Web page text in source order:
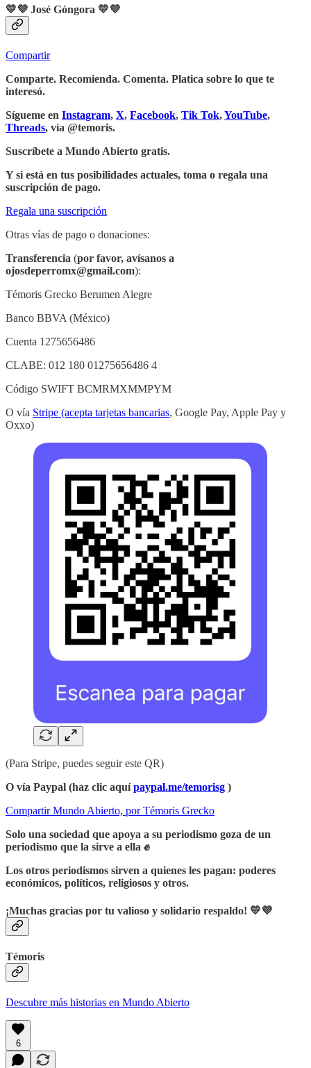
💛💜 José Góngora 💛💜
Compartir
Comparte. Recomienda. Comenta. Platica sobre lo que te
interesó.
Sígueme en Instagram, X, Facebook, Tik Tok,YouTube,
Threads, vía @temoris.
Suscríbete a Mundo Abierto gratis.
Y si está en tus posibilidades actuales, toma o regala una
suscripción de pago.
Regala una suscripción
Otras vías de pago o donaciones:
Transferencia (por favor, avísanos a
ojosdeperromx@gmail.com):
Témoris Grecko Berumen Alegre
Banco BBVA (México)
Cuenta 1275656486
CLABE: 012 180 01275656486 4
Código SWIFT BCMRMXMMPYM
O vía Stripe (acepta tarjetas bancarias, Google Pay, Apple Pay y
Oxxo)
(Para Stripe, puedes seguir este QR)
O vía Paypal (haz clic aquí paypal.me/temorisg )
Compartir Mundo Abierto, por Témoris Grecko
Solo una sociedad que apoya a su periodismo goza de un
periodismo que la sirve a ella ✊
Los otros periodismos sirven a quienes les pagan: poderes
económicos, políticos, religiosos y otros.
¡Muchas gracias por tu valioso y solidario respaldo! 💛💜
Témoris
Descubre más historias en Mundo Abierto
6